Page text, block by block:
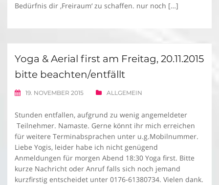
Bedürfnis dir ‚Freiraum‘ zu schaffen. nur noch […]
Yoga & Aerial first am Freitag, 20.11.2015
bitte beachten/entfällt
19. NOVEMBER 2015 ALLGEMEIN
Stunden entfallen, aufgrund zu wenig angemeldeter
Teilnehmer. Namaste. Gerne könnt ihr mich erreichen
für weitere Terminabsprachen unter u.g.Mobilnummer.
Liebe Yogis, leider habe ich nicht genügend
Anmeldungen für morgen Abend 18:30 Yoga first. Bitte
kurze Nachricht oder Anruf falls sich noch jemand
kurzfirstig entscheidet unter 0176-61380734. Vielen dank.